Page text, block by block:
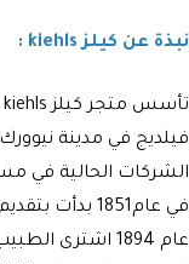
نبذة عن كيلز kiehls :
تأسس متجركيلزkiehls
فيلديج في مدينة
الشركات الحالية في
في عام1851
عام 1894